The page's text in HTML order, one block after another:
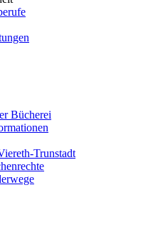
Bücherei
Trunstadt